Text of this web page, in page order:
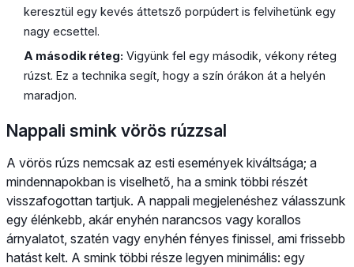
keresztül egy kevés áttetsző porpúdert is felvihetünk egy
nagy ecsettel.
A második réteg: Vigyünk fel egy második, vékony réteg
rúzst. Ez a technika segít, hogy a szín órákon át a helyén
maradjon.
Nappali smink vörös rúzzsal
A vörös rúzs nemcsak az esti események kiváltsága; a
mindennapokban is viselhető, ha a smink többi részét
visszafogottan tartjuk. A nappali megjelenéshez válasszunk
egy élénkebb, akár enyhén narancsos vagy korallos
árnyalatot, szatén vagy enyhén fényes finissel, ami frissebb
hatást kelt. A smink többi része legyen minimális: egy